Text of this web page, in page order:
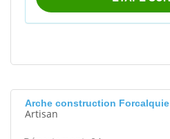
Arche construction Forcalquie
Artisan